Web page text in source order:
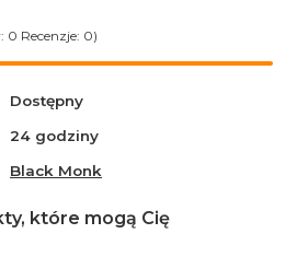
0 Recenzje: 0)
sekcji Opinie
Dostępny
24 godziny
Black Monk
które mogą Cię